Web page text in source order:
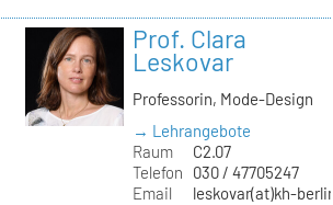
Prof. Clara
Leskovar
Professorin, Mode-Design
→ Lehrangebote
Raum
C2.07
Telefon
030 / 47705247
Email
leskovar(at)kh-